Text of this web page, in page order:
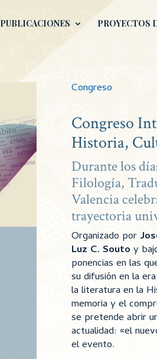
PUBLICACIONES PROYECTOS
Congreso
Congreso
Historia,
Durante los
Filología,
Valencia
trayectoria
Organizado por
Luz C. Souto y
ponencias en las
su difusión en la
la literatura en la
memoria y el
se pretende abrir
actualidad: «el
el evento.